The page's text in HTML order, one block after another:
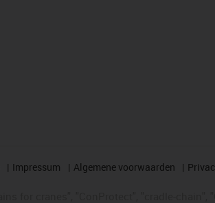
Impressum Algemene voorwaarden